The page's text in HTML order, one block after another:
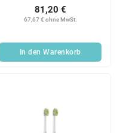
67,67 € ohne MwSt.
81,20 €
In den Warenkorb